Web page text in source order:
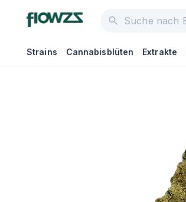
Strains Cannabisblüten Extrakte